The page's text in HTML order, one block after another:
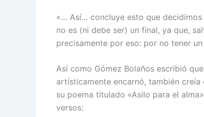
«… Así… concluye esto que decidimos
no es (ni debe ser) un final, ya que,
precisamente por eso: por no tener
Así como Gómez Bolaños escribió
artísticamente encarnó, también
su poema titulado «Asilo para el
versos: